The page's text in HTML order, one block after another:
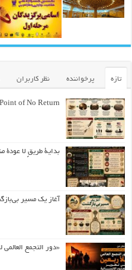
تازه پرخواننده نظر کاربران
of No Return
بداية طريقٍ لا عودة
آغاز یک مسیر
«دور التجمع العالمي